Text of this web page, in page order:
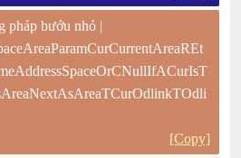
pháp bướu nhỏ |
[Copy]